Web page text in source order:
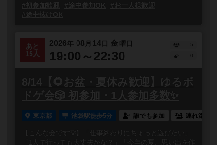
#初参加歓迎
#途中参加OK
#お一人様歓迎
#途中抜けOK
あと
15人
2026年 08 月 14日 金曜日
19:00～22:30
5
8/14【🌻お盆・夏休み歓迎】ゆるボ
ドゲ会🎲 初参加・1人参加多数✨
東京都 池袋駅徒歩5分 誰でも参加 連れ添い
【こんな会です💡】「仕事終わりにちょっと遊びたい」
「1人で行っても大丈夫かな？」「今年の夏、思い出を作